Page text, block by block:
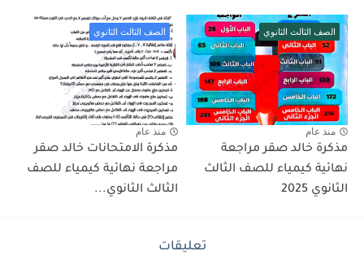
الصف الثالث الثانوي
منذ عام
مذكرة خالد صقر مراجعة
نهائية كيمياء للصف الثالث
الثانوي 2025
الصف الثالث الثانوي
منذ عام
مذكرة الامتحانات خالد صقر
مراجعة نهائية كيمياء للصف
الثالث الثانوي...
تعليقات